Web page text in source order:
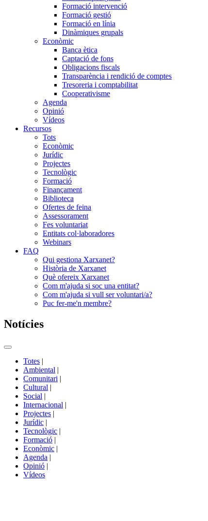
Formació intervenció
Formació gestió
Formació en línia
Dinàmiques grupals
Econòmic
Banca ètica
Captació de fons
Obligacions fiscals
Transparència i rendició de comptes
Tresoreria i comptabilitat
Cooperativisme
Agenda
Opinió
Vídeos
Recursos
Tots
Econòmic
Jurídic
Projectes
Tecnològic
Formació
Finançament
Biblioteca
Ofertes de feina
Assessorament
Fes voluntariat
Entitats col·laboradores
Webinars
FAQ
Qui gestiona Xarxanet?
Història de Xarxanet
Què ofereix Xarxanet
Com m'ajuda si soc una entitat?
Com m'ajuda si vull ser voluntari/a?
Puc fer-me'n membre?
Notícies
Commutador
portals
Totes |
Ambiental |
Comunitari |
Cultural |
Social |
Internacional |
Projectes |
Jurídic |
Tecnològic |
Formació |
Econòmic |
Agenda |
Opinió |
Vídeos